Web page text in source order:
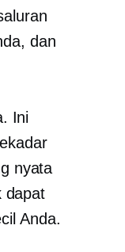
dan
Ini
nyata
dapat
Anda.